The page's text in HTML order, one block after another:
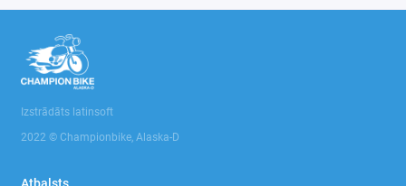
Izstrādāts latinsoft
2022 © Championbike, Alaska-D